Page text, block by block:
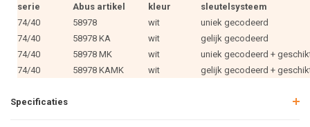
serie Abus artikel kleur
sleutelsysteem
74/40
58978 wit
uniek gecodeerd
74/40
58978 KA wit
gelijk gecodeerd
74/40
58978 MK wit
uniek gecodeerd +
74/40
58978 KAMK wit gelijk gecodeerd +
Specificaties